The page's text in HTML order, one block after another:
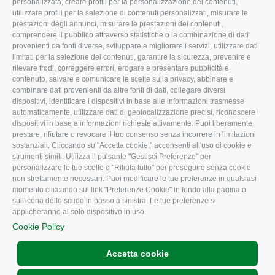
personalizzata, creare profili per la personalizzazione dei contenuti,
utilizzare profili per la selezione di contenuti personalizzati, misurare le
prestazioni degli annunci, misurare le prestazioni dei contenuti,
comprendere il pubblico attraverso statistiche o la combinazione di dati
provenienti da fonti diverse, sviluppare e migliorare i servizi, utilizzare dati
limitati per la selezione dei contenuti, garantire la sicurezza, prevenire e
rilevare frodi, correggere errori, erogare e presentare pubblicità e
contenuto, salvare e comunicare le scelte sulla privacy, abbinare e
combinare dati provenienti da altre fonti di dati, collegare diversi
dispositivi, identificare i dispositivi in base alle informazioni trasmesse
automaticamente, utilizzare dati di geolocalizzazione precisi, riconoscere i
dispositivi in base a informazioni richieste attivamente. Puoi liberamente
prestare, rifiutare o revocare il tuo consenso senza incorrere in limitazioni
sostanziali. Cliccando su "Accetta cookie," acconsenti all'uso di cookie e
strumenti simili. Utilizza il pulsante "Gestisci Preferenze" per
personalizzare le tue scelte o "Rifiuta tutto" per proseguire senza cookie
non strettamente necessari. Puoi modificare le tue preferenze in qualsiasi
momento cliccando sul link "Preferenze Cookie" in fondo alla pagina o
sull'icona dello scudo in basso a sinistra. Le tue preferenze si
applicheranno al solo dispositivo in uso.
Cookie Policy
Accetta cookie
Organigramma aziendale
I Nostri Servizi
Uffici della Sede provinciale
Le Sedi di Zona
Agricoltori S.r.l.
Whistleblowing
Confagricoltura Rovigo e
Agricoltori srl
Lavoro
Ambiente
Associazione
CONFAGRICOLTURA ATTIVA
Notizie in evidenza
Eventi
Comunicati Stampa
Video
Iscrizione Newsletter
Newsletter